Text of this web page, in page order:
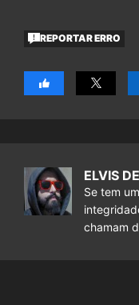
REPORTAR ERRO
ELVIS
Se tem
chamam